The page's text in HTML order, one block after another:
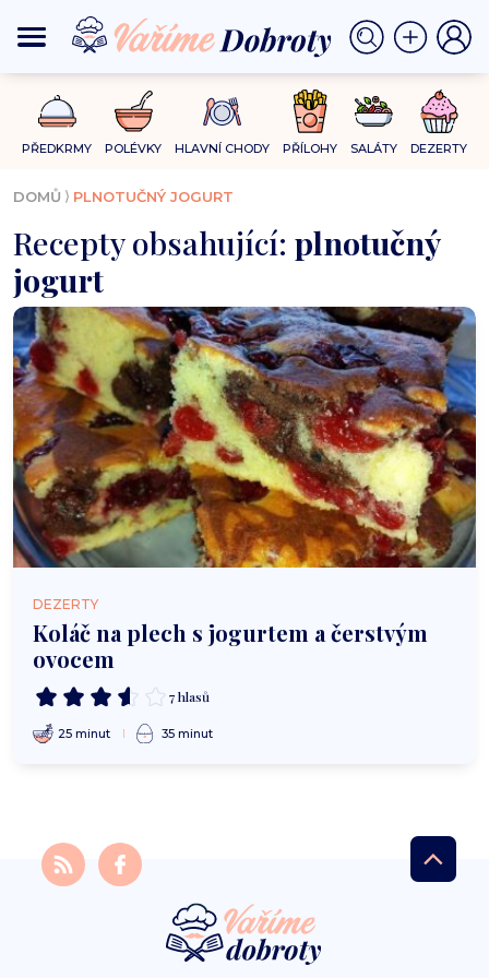
PŘEDKRMY POLÉVKY HLAVNÍ CHODY PŘÍLOHY SALÁTY DEZERTY
DOMŮ ⟩ PLNOTUČNÝ JOGURT
Recepty obsahující: plnotučný
jogurt
DEZERTY
Koláč na plech s jogurtem a čerstvým
ovocem
7 hlasů
25 minut 35 minut